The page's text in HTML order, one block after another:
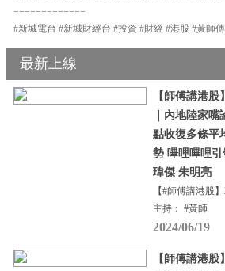
=============
#新城電台 #新城財經台 #投資 #財經 #港股 #黃師傅
最新上線
【師傅講港股
｜內地陸家
點收復多條平
勢 嗶哩嗶哩
瑋傑 朱明亮
【#師傅講港股
主持： #黃師
2024/06/19
【師傅講港股